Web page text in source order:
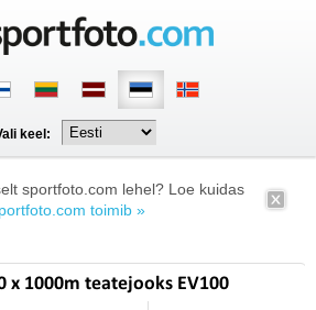
keel:
sportfoto.com lehel? Loe kuidas
toimib »
x 1000m teatejooks EV100